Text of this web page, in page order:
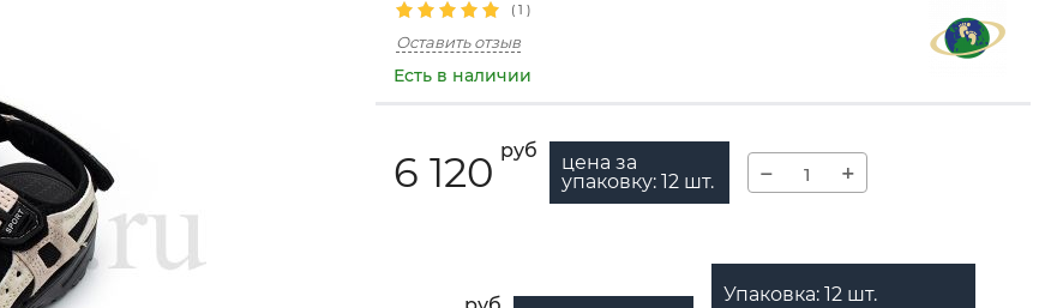
( 1 )
Оставить отзыв
Есть в наличии
6 120 руб
цена за
упаковку: 12 шт. − +
Упаковка: 12 шт.